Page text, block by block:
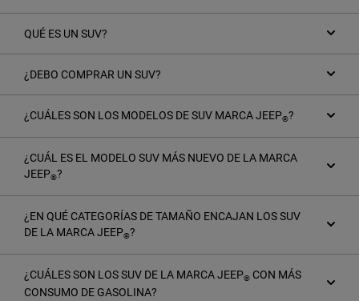
QUÉ ES UN SUV?
¿DEBO COMPRAR UN SUV?
¿CUÁLES SON LOS MODELOS DE SUV MARCA JEEP®?
¿CUÁL ES EL MODELO SUV MÁS NUEVO DE LA MARCA
JEEP®?
¿EN QUÉ CATEGORÍAS DE TAMAÑO ENCAJAN LOS SUV
DE LA MARCA JEEP®?
¿CUÁLES SON LOS SUV DE LA MARCA JEEP® CON MÁS
CONSUMO DE GASOLINA?